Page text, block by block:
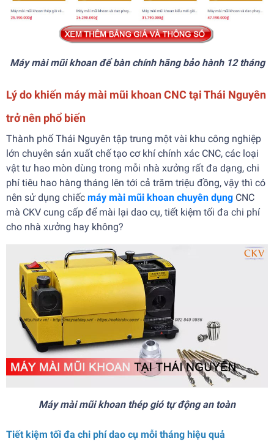
Máy mài mũi khoan để bàn chính hãng bảo hành 12 tháng
Lý do khiến máy mài mũi khoan CNC tại Thái Nguyên
trở nên phổ biến
Thành phố Thái Nguyên tập trung một vài khu công nghiệp
lớn chuyên sản xuất chế tạo cơ khí chính xác CNC, các loại
vật tư hao mòn dùng trong mỗi nhà xưởng rất đa dạng, chi
phí tiêu hao hàng tháng lên tới cả trăm triệu đồng, vậy thì có
nên sử dụng chiếc máy mài mũi khoan chuyên dụng CNC
mà CKV cung cấp để mài lại dao cụ, tiết kiệm tối đa chi phí
cho nhà xưởng hay không?
Máy mài mũi khoan thép gió tự động an toàn
Tiết kiệm tối đa chi phí dao cụ mỗi tháng hiệu quả